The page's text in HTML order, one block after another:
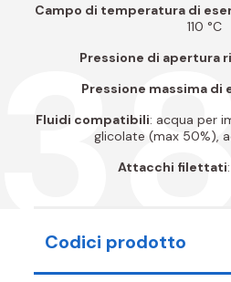
Campo di temperatura di
110 °C
Pressione di apertura
Pressione massima di
Fluidi compatibili: acqua per
glicolate (max 50%),
Attacchi filettati
Codici prodotto